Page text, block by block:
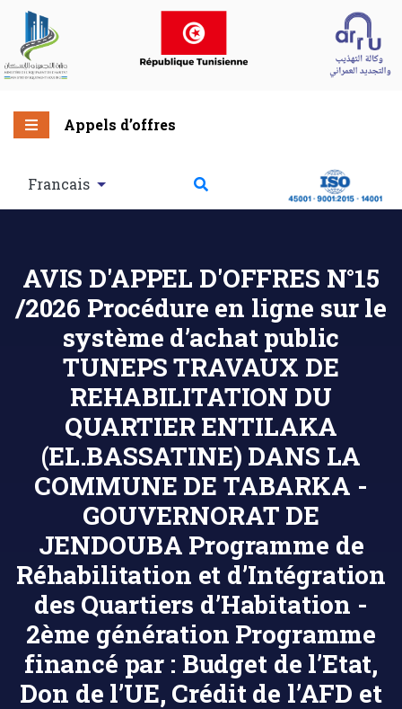
Appels d’offres
Francais
AVIS D'APPEL D'OFFRES N°15
/2026 Procédure en ligne sur le
système d’achat public
TUNEPS TRAVAUX DE
REHABILITATION DU
QUARTIER ENTILAKA
(EL.BASSATINE) DANS LA
COMMUNE DE TABARKA -
GOUVERNORAT DE
JENDOUBA Programme de
Réhabilitation et d’Intégration
des Quartiers d’Habitation -
2ème génération Programme
financé par : Budget de l’Etat,
Don de l’UE, Crédit de l’AFD et